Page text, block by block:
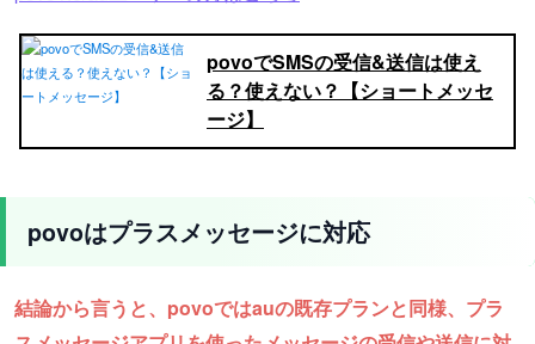
povoでSMSの受信&送信は使え
る？使えない？【ショートメッセ
ージ】
povoはプラスメッセージに対応
結論から言うと、povoではauの既存プランと同様、プラ